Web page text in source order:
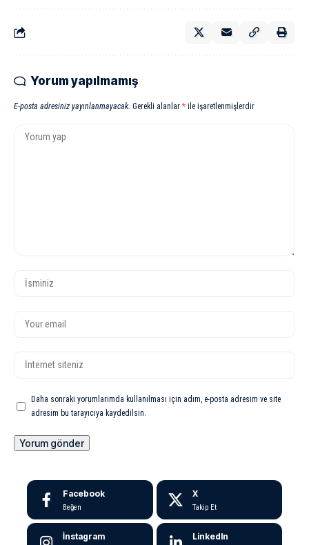
Yorum yapılmamış
E-posta adresiniz yayınlanmayacak. Gerekli alanlar * ile işaretlenmişlerdir
Daha sonraki yorumlarımda kullanılması için adım, e-posta adresim ve site
adresim bu tarayıcıya kaydedilsin.
Facebook
Beğen
X
Takip Et
İnstagram LinkedIn